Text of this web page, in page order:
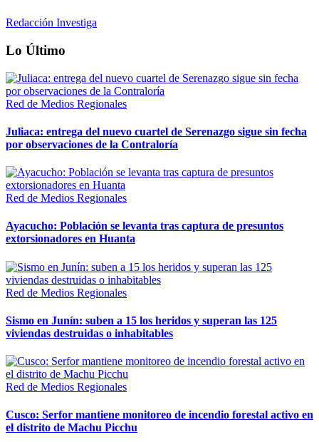
Redacción Investiga
Lo Último
Red de Medios Regionales
Juliaca: entrega del nuevo cuartel de Serenazgo sigue sin fecha
por observaciones de la Contraloría
Red de Medios Regionales
Ayacucho: Población se levanta tras captura de presuntos
extorsionadores en Huanta
Red de Medios Regionales
Sismo en Junín: suben a 15 los heridos y superan las 125
viviendas destruidas o inhabitables
Red de Medios Regionales
Cusco: Serfor mantiene monitoreo de incendio forestal activo en
el distrito de Machu Picchu